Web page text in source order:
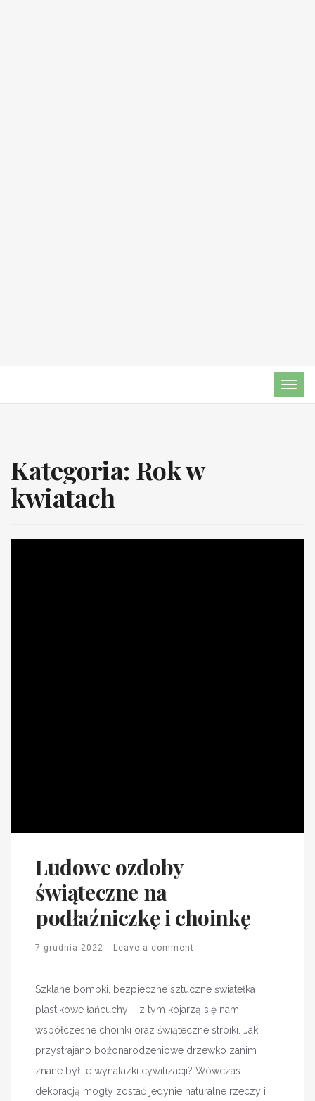
Kategoria: Rok w
kwiatach
Ludowe ozdoby
świąteczne na
podłaźniczkę i choinkę
7 grudnia 2022 Leave a comment
Szklane bombki, bezpieczne sztuczne światełka i
plastikowe łańcuchy – z tym kojarzą się nam
współczesne choinki oraz świąteczne stroiki. Jak
przystrajano bożonarodzeniowe drzewko zanim
znane był te wynalazki cywilizacji? Wówczas
dekoracją mogły zostać jedynie naturalne rzeczy i